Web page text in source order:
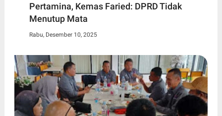
Pertamina, Kemas Faried: DPRD Tidak
Menutup Mata
Rabu, Desember 10, 2025